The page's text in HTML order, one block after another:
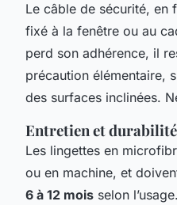
Le câble de sécurité, en
fixé à la fenêtre ou au
perd son adhérence, il
précaution élémentaire,
des surfaces inclinées.
Entretien et
Les lingettes en
ou en machine, et
6 à 12 mois selon